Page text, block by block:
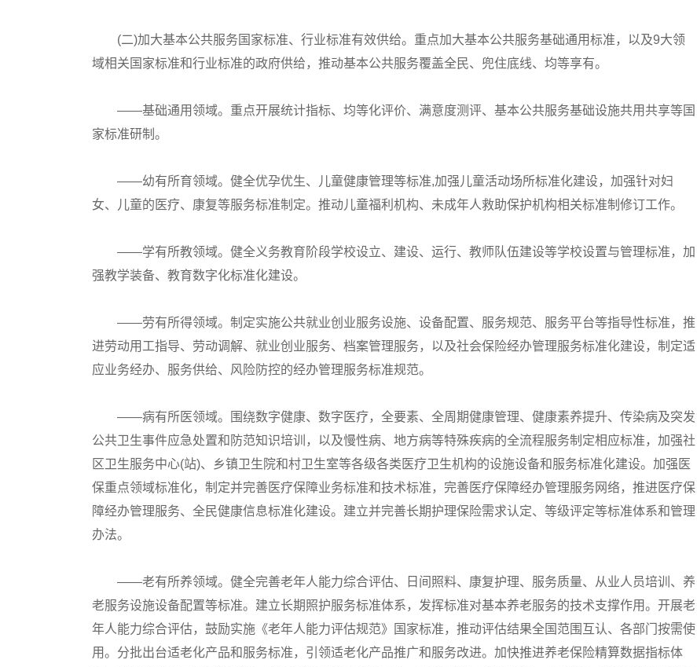
(二)加大基本公共服务国家标准、行业标准有效供给。重点加大基本公共服务基础通用标准，以及9大领
域相关国家标准和行业标准的政府供给，推动基本公共服务覆盖全民、兜住底线、均等享有。
——基础通用领域。重点开展统计指标、均等化评价、满意度测评、基本公共服务基础设施共用共享等国
家标准研制。
——幼有所育领域。健全优孕优生、儿童健康管理等标准,加强儿童活动场所标准化建设，加强针对妇
女、儿童的医疗、康复等服务标准制定。推动儿童福利机构、未成年人救助保护机构相关标准制修订工作。
——学有所教领域。健全义务教育阶段学校设立、建设、运行、教师队伍建设等学校设置与管理标准，加
强教学装备、教育数字化标准化建设。
——劳有所得领域。制定实施公共就业创业服务设施、设备配置、服务规范、服务平台等指导性标准，推
进劳动用工指导、劳动调解、就业创业服务、档案管理服务，以及社会保险经办管理服务标准化建设，制定适
应业务经办、服务供给、风险防控的经办管理服务标准规范。
——病有所医领域。围绕数字健康、数字医疗，全要素、全周期健康管理、健康素养提升、传染病及突发
公共卫生事件应急处置和防范知识培训，以及慢性病、地方病等特殊疾病的全流程服务制定相应标准，加强社
区卫生服务中心(站)、乡镇卫生院和村卫生室等各级各类医疗卫生机构的设施设备和服务标准化建设。加强医
保重点领域标准化，制定并完善医疗保障业务标准和技术标准，完善医疗保障经办管理服务网络，推进医疗保
障经办管理服务、全民健康信息标准化建设。建立并完善长期护理保险需求认定、等级评定等标准体系和管理
办法。
——老有所养领域。健全完善老年人能力综合评估、日间照料、康复护理、服务质量、从业人员培训、养
老服务设施设备配置等标准。建立长期照护服务标准体系，发挥标准对基本养老服务的技术支撑作用。开展老
年人能力综合评估，鼓励实施《老年人能力评估规范》国家标准，推动评估结果全国范围互认、各部门按需使
用。分批出台适老化产品和服务标准，引领适老化产品推广和服务改进。加快推进养老保险精算数据指标体